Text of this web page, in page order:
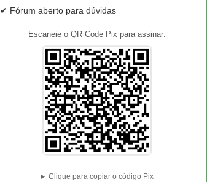
✔ Fórum aberto para dúvidas
Escaneie o QR Code Pix para assinar:
Clique para copiar o código Pix